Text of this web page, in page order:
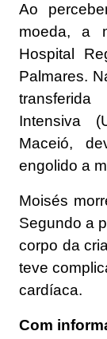
Ao
moeda, a
Hospital
Palmares.
Intensiva
Maceió,
engolido a
Moisés
Segundo a
corpo da
teve
cardíaca.
Com